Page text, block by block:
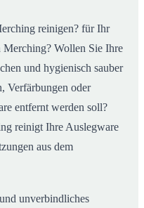
reinigen? für Ihr
Merching? Wollen Sie Ihre
und hygienisch sauber
Verfärbungen oder
entfernt werden soll?
reinigt Ihre Auslegware
aus dem
unverbindliches